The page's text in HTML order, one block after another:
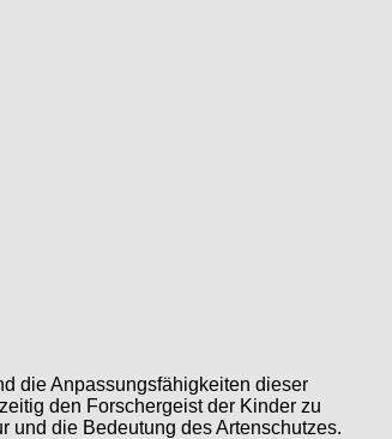
die Anpassungsfähigkeiten dieser
den Forschergeist der Kinder zu
und die Bedeutung des Artenschutzes.